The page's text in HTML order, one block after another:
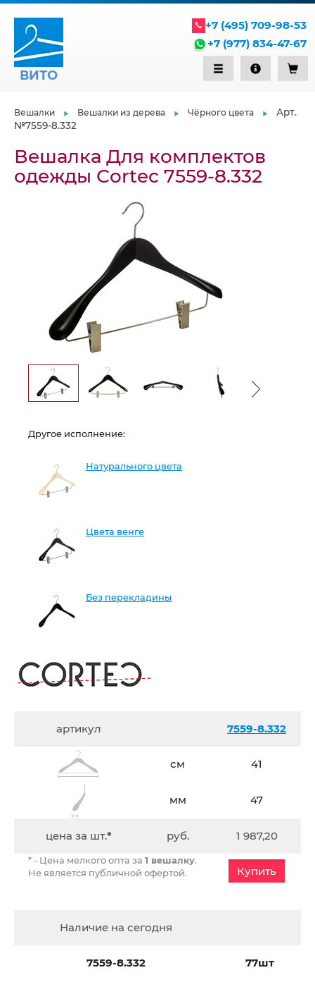
ВИТО
+7 (495) 709-98-53
+7 (977) 834-47-67
Вешалки Вешалки из дерева Чёрного цвета
Арт.
№7559-8.332
Вешалка Для комплектов
одежды Сortec 7559-8.332
Другое исполнение:
Натурального цвета
Цвета венге
Без перекладины
артикул 7559-8.332
см 41
мм 47
цена за шт.* руб. 1 987,20
* - Цена мелкого опта за 1 вешалку.
Не является публичной офертой.
Купить
Наличие на сегодня
7559-8.332 77шт